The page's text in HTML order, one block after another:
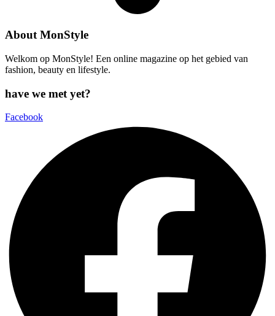
About MonStyle
Welkom op MonStyle! Een online magazine op het gebied van
fashion, beauty en lifestyle.
have we met yet?
Facebook